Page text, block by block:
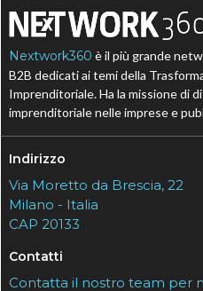
Nextwork360 è il più grande
B2B dedicati ai temi della
Imprenditoriale. Ha la missione di
imprenditoriale nelle imprese e
Indirizzo
Via Moretto da Brescia, 22
Milano - Italia
CAP 20133
Contatti
Contatta il nostro team per